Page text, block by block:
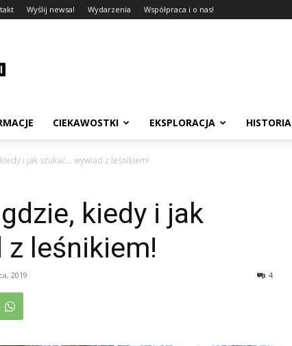
Wyślij newsa! Wydarzenia Współpraca i o nas!
CIEKAWOSTKI EKSPLORACJA HISTORIA
i jak szukać… wywiad z leśnikiem!
kiedy i jak
leśnikiem!
2019 4